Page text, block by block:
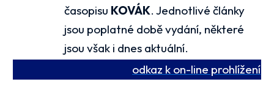
časopisu KOVÁK. Jednotlivé články
jsou poplatné době vydání, některé
jsou však i dnes aktuální.
odkaz k on-line prohlížení